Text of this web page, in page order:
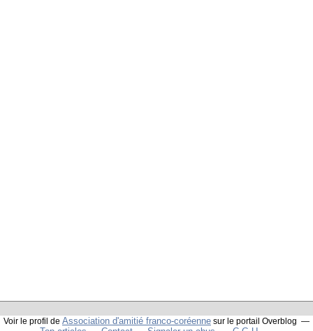
Voir le profil de Association d'amitié franco-coréenne sur le portail Overblog